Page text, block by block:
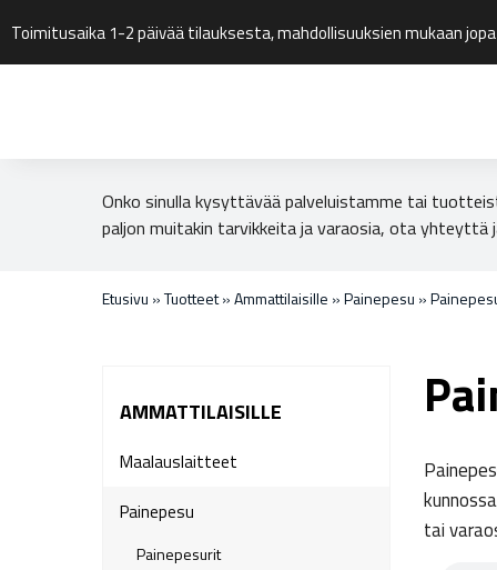
Toimitusaika 1-2 päivää tilauksesta, mahdollisuuksien mukaan
Onko sinulla kysyttävää palveluistamme tai
paljon muitakin tarvikkeita ja varaosia, ota yhteyttä
Etusivu »Tuotteet»Ammattilaisille »Painepesu »
AMMATTILAISILLE
Maalauslaitteet
Painepesu
Painepesurit
tai